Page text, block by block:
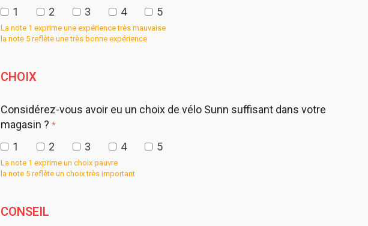
1 2 3 4 5
La note 1 exprime une expérience très mauvaise
la note 5 reflète une très bonne expérience
CHOIX
Considérez-vous avoir eu un choix de vélo Sunn suffisant dans votre
magasin ? *
1 2 3 4 5
La note 1 exprime un choix pauvre
la note 5 reflète un choix très important
CONSEIL